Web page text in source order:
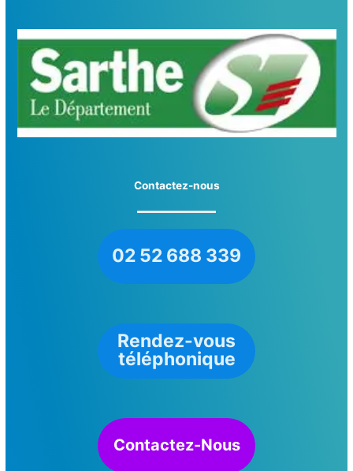
Contactez-nous
02 52 688 339
Rendez-vous
téléphonique
Contactez-Nous